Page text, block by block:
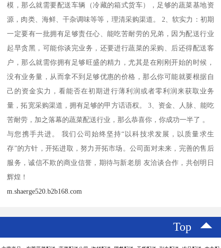
模，那么就需要配送车辆（冷藏的箱式货车），足够的蔬菜基地资
源，肉类、海鲜、干杂调味等等，理清采购渠道。 2、软实力：初期
一定要有一批拥有足够责任心、能吃苦耐劳的兄弟，因为配送行业
起早贪黑，可能你谈完业务，还要进行蔬菜的采购、后还得配送客
户，那么就需你拥有足够旺盛的精力，尤其是在刚刚开始的时候，
没有业务量，从而拿不到足够优惠的价格，那么你可能就要根据自
己的资金实力，看能否在初期进行薄利润或者零利润来获取业务
量，拓宽采购渠道，拥有足够的甲方话语权。 3、资金、人脉、能吃
苦耐劳，加之落幕的蔬菜配送行业，那么恭喜你，你成功一半了 。
与您携手共进。 我们公司始终坚持“以科技求发展，以质量求生
存”的方针，开拓进取，努力开拓市场。公司面对未来，完善的售后
服务，诚信不欺的商业信誉，期待与新老朋 友洽谈合作，共创明日
辉煌！
m.shaerge520.b2b168.com
Top